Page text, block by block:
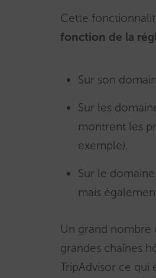
Cette
fonction de la
Sur son
Sur les
montrent les
exemple).
Sur le
mais
Un grand nombre
grandes chaînes
TripAdvisor ce